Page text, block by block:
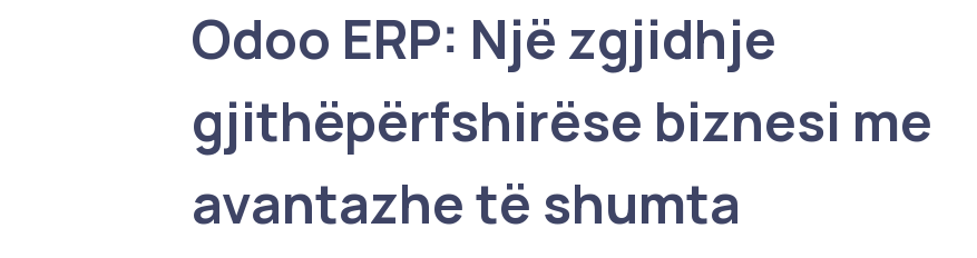
Odoo ERP: Një zgjidhje
gjithëpërfshirëse biznesi me
avantazhe të shumta